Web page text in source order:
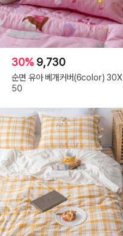
30% 9,730
순면 유아 베개커버(6color) 30X
50